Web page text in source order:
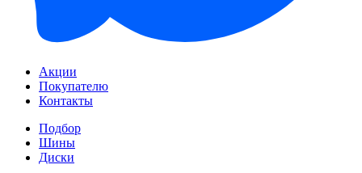
Акции
Покупателю
Контакты
Подбор
Шины
Диски